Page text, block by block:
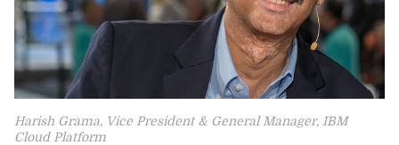
Harish Grama, Vice President & General Manager, IBM
Cloud Platform